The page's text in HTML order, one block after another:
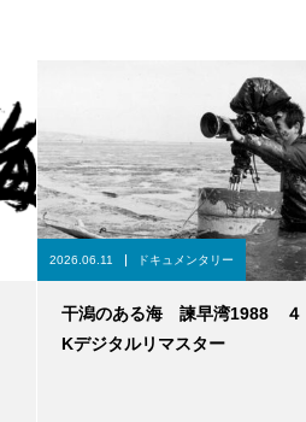
2026.06.11 ドキュメンタリー
干潟のある海 諫早湾1988 ４
Kデジタルリマスター